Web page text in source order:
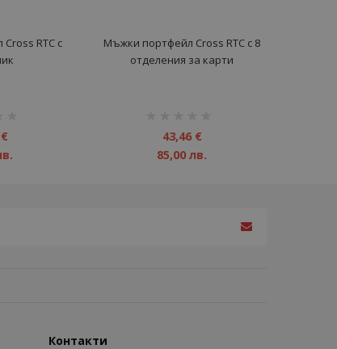
RTC с
Мъжки портфейл Cross RTC с 8
отделения за карти
43,46 €
85,00 лв.
Контакти